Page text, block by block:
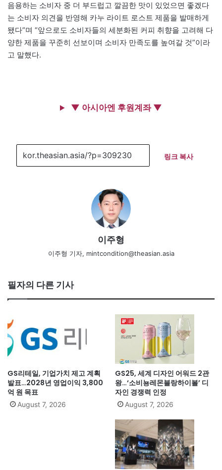
음용하는 소비자 중 더 부드럽고 깔끔한 맛이 있었으면 좋겠다
는 소비자 의견을 반영해 카누 라이트 로스트 제품을 발매하게
됐다”며 “앞으로도 소비자들의 세분화된 커피 취향을 고려해 다
양한 제품을 꾸준히 선보이며 소비자 만족도를 높여갈 것”이라
고 말했다.
▼ 아시아엔 후원계좌 ▼
링크 복사
이주형
이주형 기자, mintcondition@theasian.asia
필자의 다른 기사
GS리테일, 기업가치 제고 계획
발표…2028년 영업이익 3,800
억 원 목표
August 7, 2026
GS25, 세계 디자인 어워드 2관
왕…‘소비뇽레몬블랑하이볼’ 디
자인 경쟁력 인정
August 7, 2026